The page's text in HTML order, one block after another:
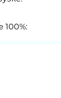
100%: